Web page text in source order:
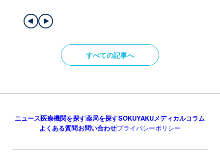
すべての記事へ
ニュース医療機関を探す薬局を探すSOKUYAKUメディカルコラム
よくある質問お問い合わせプライバシーポリシー